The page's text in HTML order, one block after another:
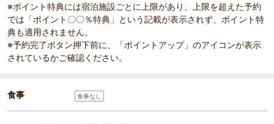
※ポイント特典には宿泊施設ごとに上限があり、上限を超えた予約
では「ポイント〇〇％特典」という記載が表示されず、ポイント特
典も適用されません。
※予約完了ボタン押下前に、「ポイントアップ」のアイコンが表示
されているかご確認ください。
食事 食事なし